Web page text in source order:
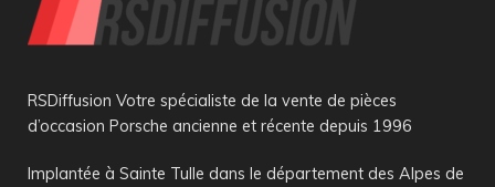
RSDiffusion Votre spécialiste de la vente de pièces
d’occasion Porsche ancienne et récente depuis 1996
Implantée à Sainte Tulle dans le département des Alpes de